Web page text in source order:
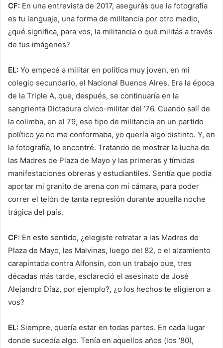
CF: En una entrevista de 2017, asegurás que la fotografía
es tu lenguaje, una forma de militancia por otro medio,
¿qué significa, para vos, la militancia o qué militás a través
de tus imágenes?
EL: Yo empecé a militar en política muy joven, en mi
colegio secundario, el Nacional Buenos Aires. Era la época
de la Triple A, que, después, se continuaría en la
sangrienta Dictadura cívico-militar del ’76. Cuando salí de
la colimba, en el 79, ese tipo de militancia en un partido
político ya no me conformaba, yo quería algo distinto. Y, en
la fotografía, lo encontré. Tratando de mostrar la lucha de
las Madres de Plaza de Mayo y las primeras y tímidas
manifestaciones obreras y estudiantiles. Sentía que podía
aportar mi granito de arena con mi cámara, para poder
correr el telón de tanta represión durante aquella noche
trágica del país.
CF: En este sentido, ¿elegiste retratar a las Madres de
Plaza de Mayo, las Malvinas, luego del 82, o el alzamiento
carapintada contra Alfonsín, con un trabajo que, tres
décadas más tarde, esclareció el asesinato de José
Alejandro Díaz, por ejemplo?, ¿o los hechos te eligieron a
vos?
EL: Siempre, quería estar en todas partes. En cada lugar
donde sucedía algo. Tenía en aquellos años (los ‘80),